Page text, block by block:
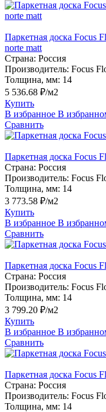
Паркетная доска Focus
norte matt
Страна: Россия
Производитель: Focus
Толщина, мм: 14
5 536.68 ₽/м2
Купить
В избранное В
Сравнить
Паркетная доска Focus
Страна: Россия
Производитель: Focus
Толщина, мм: 14
3 773.58 ₽/м2
Купить
В избранное В
Сравнить
Паркетная доска Focus
Страна: Россия
Производитель: Focus
Толщина, мм: 14
3 799.20 ₽/м2
Купить
В избранное В
Сравнить
Паркетная доска Focus
Страна: Россия
Производитель: Focus
Толщина, мм: 14